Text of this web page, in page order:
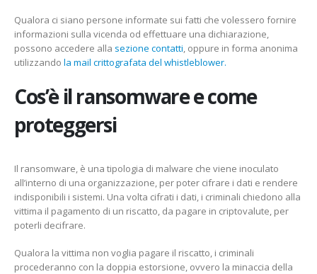
Qualora ci siano persone informate sui fatti che volessero fornire
informazioni sulla vicenda od effettuare una dichiarazione,
possono accedere alla sezione contatti, oppure in forma anonima
utilizzando la mail crittografata del whistleblower.
Cos’è il ransomware e come
proteggersi
Il ransomware, è una tipologia di malware che viene inoculato
all’interno di una organizzazione, per poter cifrare i dati e rendere
indisponibili i sistemi. Una volta cifrati i dati, i criminali chiedono alla
vittima il pagamento di un riscatto, da pagare in criptovalute, per
poterli decifrare.
Qualora la vittima non voglia pagare il riscatto, i criminali
procederanno con la doppia estorsione, ovvero la minaccia della